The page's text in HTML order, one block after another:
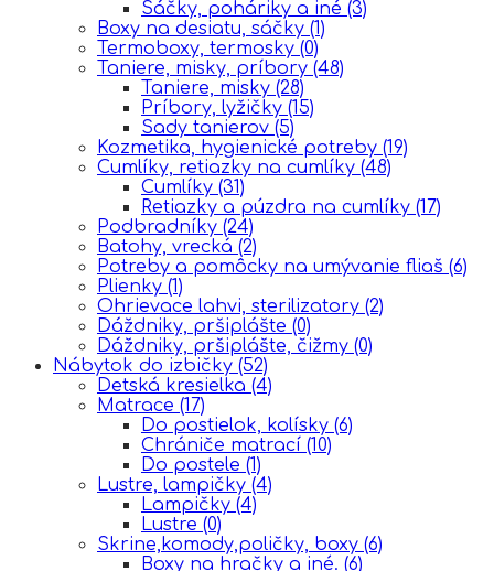
Sáčky, poháriky a iné (3)
Boxy na desiatu, sáčky (1)
Termoboxy, termosky (0)
Taniere, misky, príbory (48)
Taniere, misky (28)
Príbory, lyžičky (15)
Sady tanierov (5)
Kozmetika, hygienické potreby (19)
Cumlíky, retiazky na cumlíky (48)
Cumlíky (31)
Retiazky a púzdra na cumlíky (17)
Podbradníky (24)
Batohy, vrecká (2)
Potreby a pomôcky na umývanie fliaš (6)
Plienky (1)
Ohrievace lahvi, sterilizatory (2)
Dáždniky, pršiplášte (0)
Dáždniky, pršiplášte, čižmy (0)
Nábytok do izbičky (52)
Detská kresielka (4)
Matrace (17)
Do postielok, kolísky (6)
Chrániče matrací (10)
Do postele (1)
Lustre, lampičky (4)
Lampičky (4)
Lustre (0)
Skrine,komody,poličky, boxy (6)
Boxy na hračky a iné. (6)